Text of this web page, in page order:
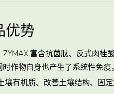
优势
富含抗菌肽、反式肉桂
作物自身也产生了系统性免
壤有机质、改善土壤结构、固